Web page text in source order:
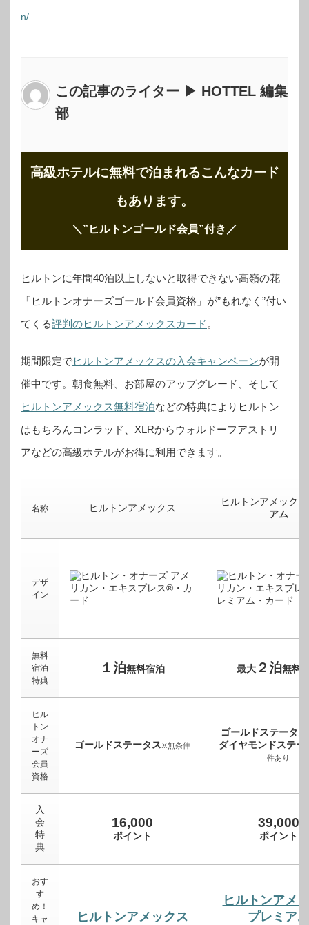
n/
この記事のライター ▶ HOTTEL 編集
部
高級ホテルに無料で泊まれるこんなカード
もあります。
＼”ヒルトンゴールド会員”付き ／
ヒルトンに年間40泊以上しないと取得できない高嶺の花
「ヒルトンオナーズゴールド会員資格」が”もれなく”付い
てくる評判のヒルトンアメックスカード 。
期間限定でヒルトンアメックスの入会キャンペーンが開
催中です。 朝食無料、お部屋のアップグレード、そして
ヒルトンアメックス無料宿泊などの特典によりヒルトン
はもちろんコンラッド、XLRからウォルドーフアストリ
アなどの高級ホテルがお得に利用できます。
名称 ヒルトンアメックス
ヒルトンアメックス
アム
デザ
イン
無料
宿泊
特典
１泊無料宿泊 最大２泊無料
ヒル
トン
オナ
ーズ
会員
資格
ゴールドステータス※無条件
ゴールドステータス
ダイヤモンドステー
件あり
入
会
特
典
16,000
ポイント
39,000
ポイント
おす
す
め！
キャ
ヒルトンアメックス
ヒルトンアメ
プレミアム